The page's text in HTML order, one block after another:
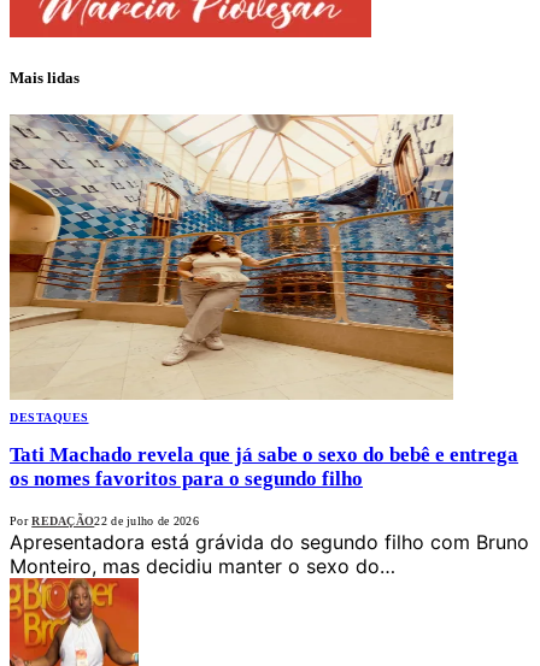
Mais lidas
DESTAQUES
Tati Machado revela que já sabe o sexo do bebê e entrega
os nomes favoritos para o segundo filho
Por REDAÇÃO22 de julho de 2026
Apresentadora está grávida do segundo filho com Bruno
Monteiro, mas decidiu manter o sexo do…